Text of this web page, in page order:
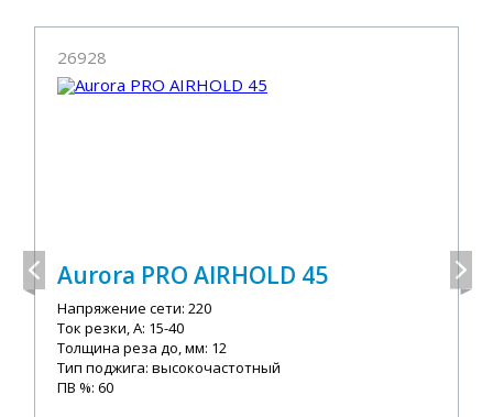
26928
Aurora PRO AIRHOLD 45
Напряжение сети: 220
Ток резки, А: 15-40
Толщина реза до, мм: 12
Тип поджига: высокочастотный
ПВ %: 60